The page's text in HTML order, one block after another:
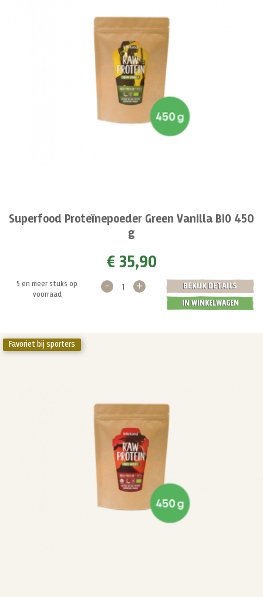
Superfood Proteïnepoeder Green Vanilla BIO 450
g
€ 35,90
5 en meer stuks op
voorraad
BEKIJK DETAILS
- +
IN WINKELWAGEN
Favoriet bij sporters